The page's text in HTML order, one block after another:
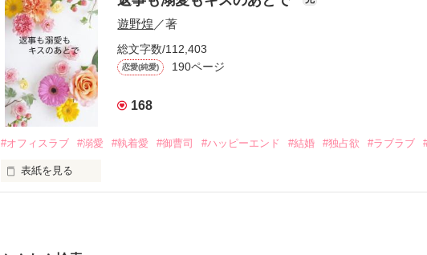
そんなある日、哲平は美桜がストーカー被害に
遭っていることを知る。
美桜を守るため、哲平は同居を提案してきて――。
夏木美桜(なつきみお)
✕
鳴海哲平 (なるみてっぺい)
止まっていたはずの二人の時間が、再び動き出す。
も関わらず、一族を離れて起業した新進気鋭の実業家、社内でも冷徹だと評判な
人だったのだ――！
なぜか恭司から飼い猫の世話係を命じられた美桜は、猫の世話を口実にしばし
遊野煌 ／著
総文字数/112,403
恋愛(純愛) 190ページ
168
#オフィスラブ #溺愛 #執着愛 #御曹司 #ハッピーエンド #結婚 #独占欲 #ラブラブ
表紙を見る